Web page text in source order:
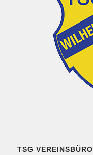
TSG VEREINSBÜRO